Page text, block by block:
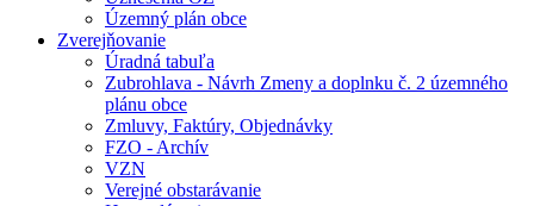
Územný plán obce
Zverejňovanie
Úradná tabuľa
Zubrohlava - Návrh Zmeny a doplnku č. 2 územného
plánu obce
Zmluvy, Faktúry, Objednávky
FZO - Archív
VZN
Verejné obstarávanie